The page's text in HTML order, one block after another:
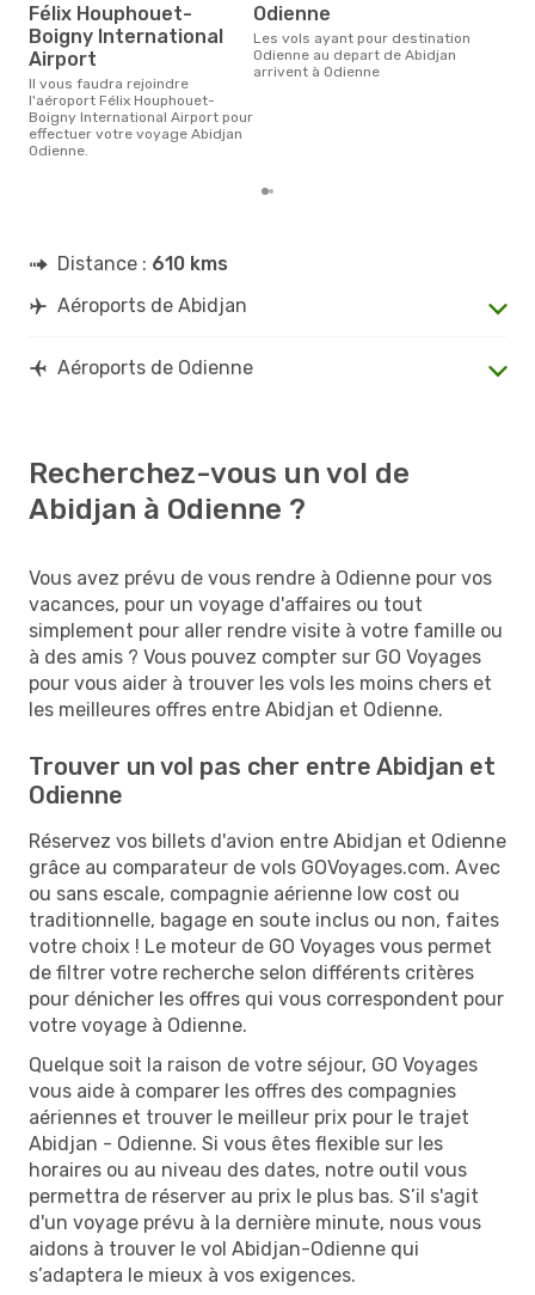
Félix Houphouet-
Boigny International
Airport
Il vous faudra rejoindre
l'aéroport Félix Houphouet-
Boigny International Airport pour
effectuer votre voyage Abidjan
Odienne.
Odienne
Les vols ayant pour destination
Odienne au depart de Abidjan
arrivent à Odienne
Distance : 610 kms
Aéroports de Abidjan
Aéroports de Odienne
Recherchez-vous un vol de
Abidjan à Odienne ?
Vous avez prévu de vous rendre à Odienne pour vos
vacances, pour un voyage d'affaires ou tout
simplement pour aller rendre visite à votre famille ou
à des amis ? Vous pouvez compter sur GO Voyages
pour vous aider à trouver les vols les moins chers et
les meilleures offres entre Abidjan et Odienne.
Trouver un vol pas cher entre Abidjan et
Odienne
Réservez vos billets d'avion entre Abidjan et Odienne
grâce au comparateur de vols GOVoyages.com. Avec
ou sans escale, compagnie aérienne low cost ou
traditionnelle, bagage en soute inclus ou non, faites
votre choix ! Le moteur de GO Voyages vous permet
de filtrer votre recherche selon différents critères
pour dénicher les offres qui vous correspondent pour
votre voyage à Odienne.
Quelque soit la raison de votre séjour, GO Voyages
vous aide à comparer les offres des compagnies
aériennes et trouver le meilleur prix pour le trajet
Abidjan - Odienne. Si vous êtes flexible sur les
horaires ou au niveau des dates, notre outil vous
permettra de réserver au prix le plus bas. S’il s'agit
d'un voyage prévu à la dernière minute, nous vous
aidons à trouver le vol Abidjan-Odienne qui
s’adaptera le mieux à vos exigences.